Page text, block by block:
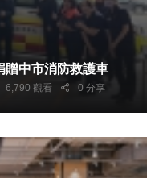
常雋餐飲捐贈中市消防救護車
6,790 觀看 0 分享